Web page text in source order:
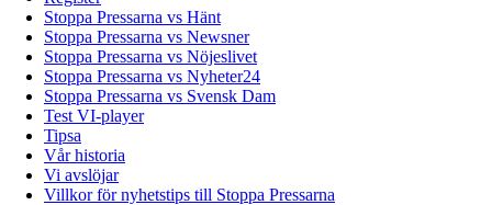
Stoppa Pressarna vs Hänt
Stoppa Pressarna vs Newsner
Stoppa Pressarna vs Nöjeslivet
Stoppa Pressarna vs Nyheter24
Stoppa Pressarna vs Svensk Dam
Test VI-player
Tipsa
Vår historia
Vi avslöjar
Villkor för nyhetstips till Stoppa Pressarna